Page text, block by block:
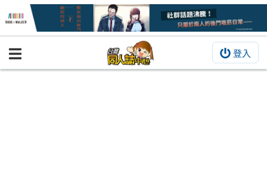
登入
BOOKY書集倉庫